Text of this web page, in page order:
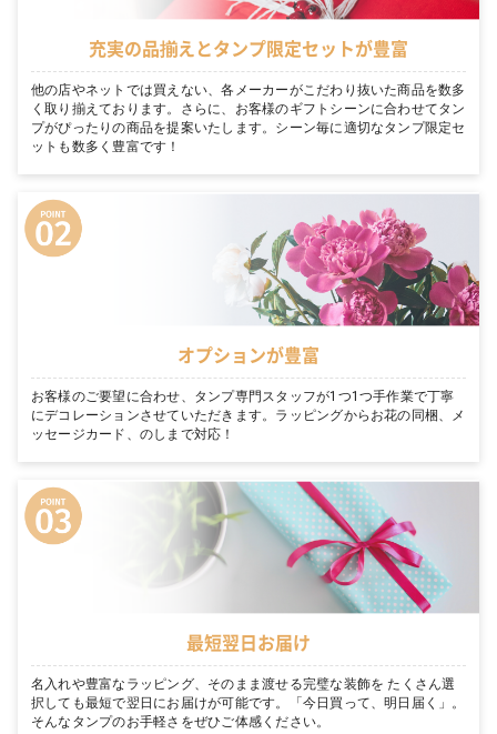
充実の品揃えとタンプ限定セットが豊富
他の店やネットでは買えない、各メーカーがこだわり抜いた商品を数多
く取り揃えております。さらに、お客様のギフトシーンに合わせてタン
プがぴったりの商品を提案いたします。シーン毎に適切なタンプ限定セ
ットも数多く豊富です！
オプションが豊富
お客様のご要望に合わせ、タンプ専門スタッフが1つ1つ手作業で丁寧
にデコレーションさせていただきます。ラッピングからお花の同梱、メ
ッセージカード、のしまで対応！
最短翌日お届け
名入れや豊富なラッピング、そのまま渡せる完璧な装飾を たくさん選
択しても最短で翌日にお届けが可能です。「今日買って、明日届く」。
そんなタンプのお手軽さをぜひご体感ください。